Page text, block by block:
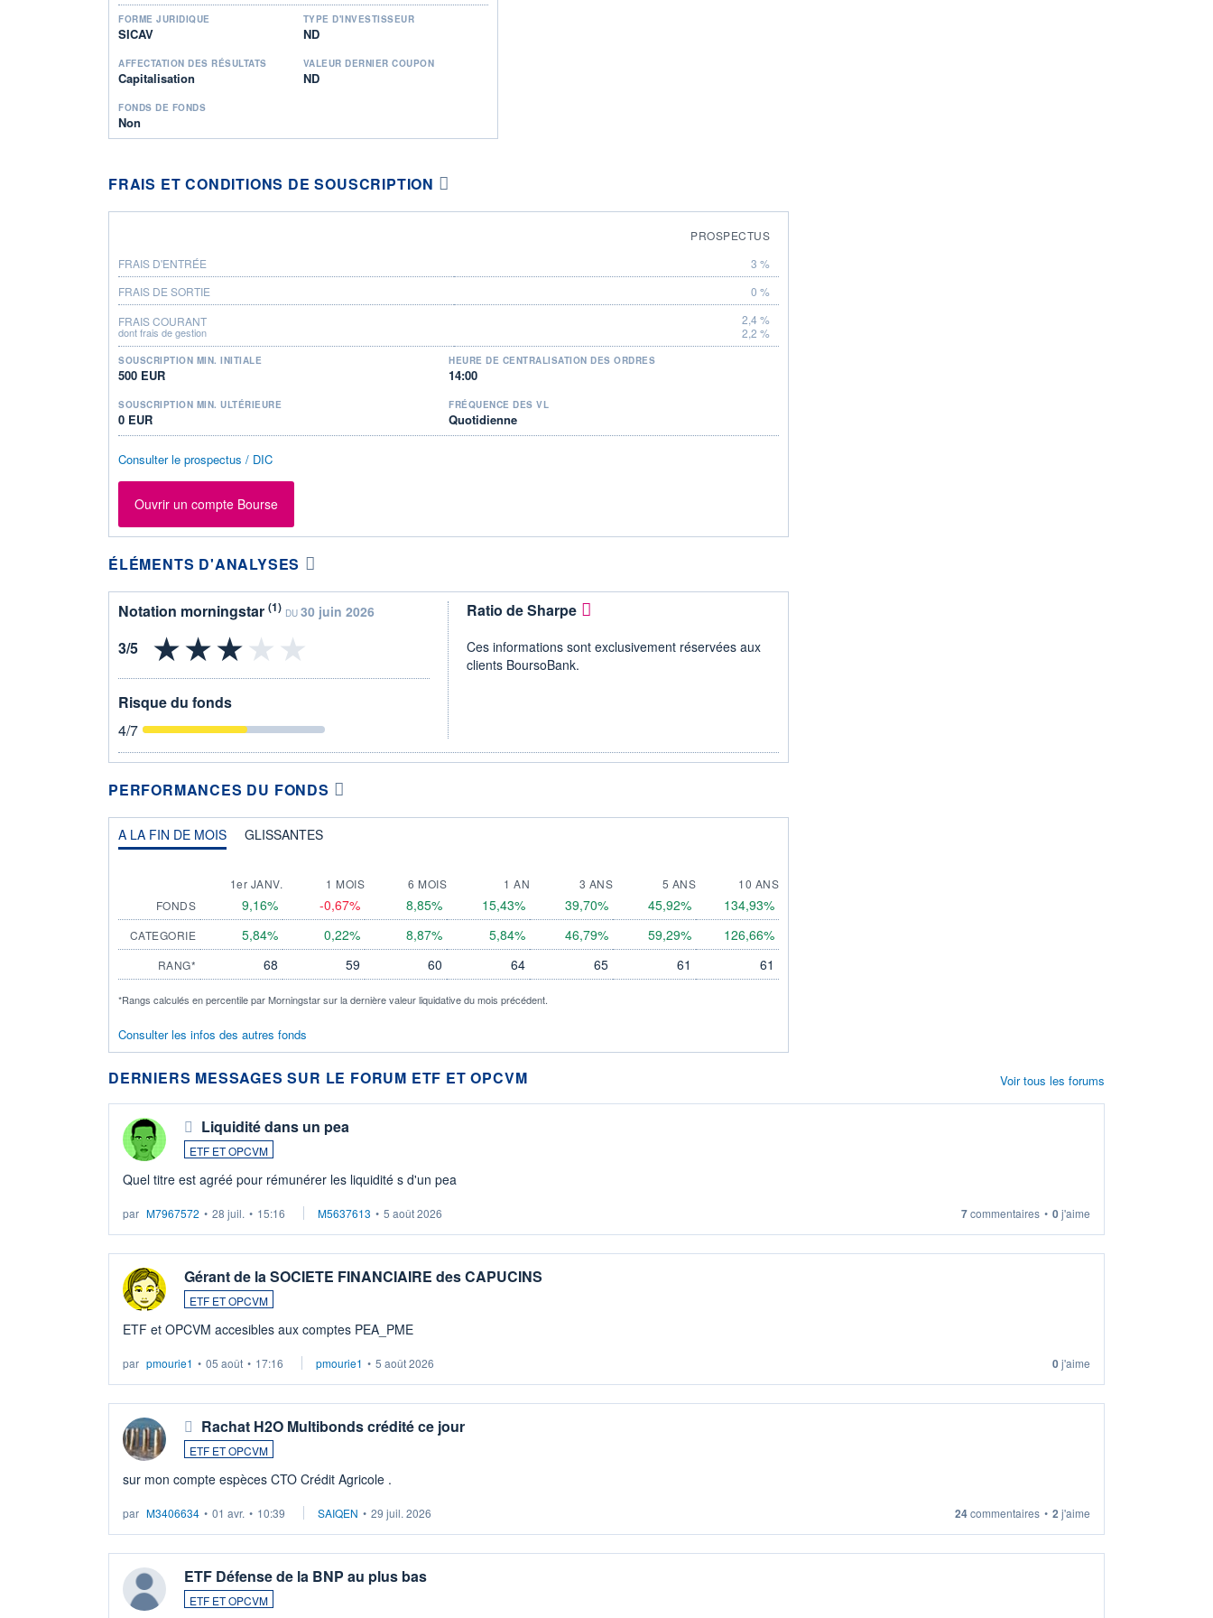
FORME JURIDIQUE
SICAV
TYPE D'INVESTISSEUR
ND
AFFECTATION DES RÉSULTATS
Capitalisation
VALEUR DERNIER COUPON
ND
FONDS DE FONDS
Non
FRAIS ET CONDITIONS DE SOUSCRIPTION
PROSPECTUS
FRAIS D'ENTRÉE
3 %
FRAIS DE SORTIE
0 %
FRAIS COURANT
dont frais de gestion
2,4 %
2,2 %
SOUSCRIPTION MIN. INITIALE
500 EUR
HEURE DE CENTRALISATION DES ORDRES
14:00
SOUSCRIPTION MIN. ULTÉRIEURE
0 EUR
FRÉQUENCE DES VL
Quotidienne
Consulter le prospectus / DIC
Ouvrir un compte Bourse
ÉLÉMENTS D'ANALYSES
Notation morningstar (1) DU 30 juin 2026
Risque du fonds
4/7
Ratio de Sharpe
Ces informations sont exclusivement réservées aux
clients BoursoBank.
PERFORMANCES DU FONDS
A LA FIN DE MOIS GLISSANTES
1er JANV. 1 MOIS 6 MOIS 1 AN 3 ANS 5 ANS
10 ANS
FONDS
9,16% -0,67% 8,85% 15,43% 39,70% 45,92% 134,93%
CATEGORIE 5,84% 0,22% 8,87% 5,84% 46,79% 59,29% 126,66%
RANG* 68 59 60 64 65 61 61
*Rangs calculés en percentile par Morningstar sur la dernière valeur liquidative du mois précédent.
Consulter les infos des autres fonds
DERNIERS MESSAGES SUR LE FORUM ETF ET OPCVM
Liquidité dans un pea
ETF ET OPCVM
Quel titre est agréé pour rémunérer les liquidité s d'un pea
par M7967572 • 28 juil. • 15:16 M5637613 • 5 août 2026 7commentaires • 0j'aime
Gérant de la SOCIETE FINANCIAIRE des CAPUCINS
ETF ET OPCVM
ETF et OPCVM accesibles aux comptes PEA_PME
par pmourie1 • 05 août • 17:16 pmourie1 • 5 août 2026 0j'aime
Rachat H2O Multibonds crédité ce jour
ETF ET OPCVM
sur mon compte espèces CTO Crédit Agricole .
par M3406634 • 01 avr. • 10:39 SAIQEN • 29 juil. 2026 24commentaires • 2 j'aime
ETF Défense de la BNP au plus bas
ETF ET OPCVM
Voir tous les forums